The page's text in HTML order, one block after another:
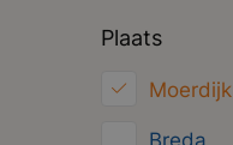
Plaats
Moerdijk
Breda